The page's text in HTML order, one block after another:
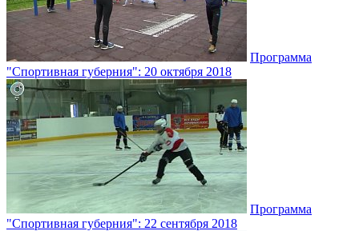
Программа
"Спортивная губерния": 20 октября 2018
Программа
"Спортивная губерния": 22 сентября 2018